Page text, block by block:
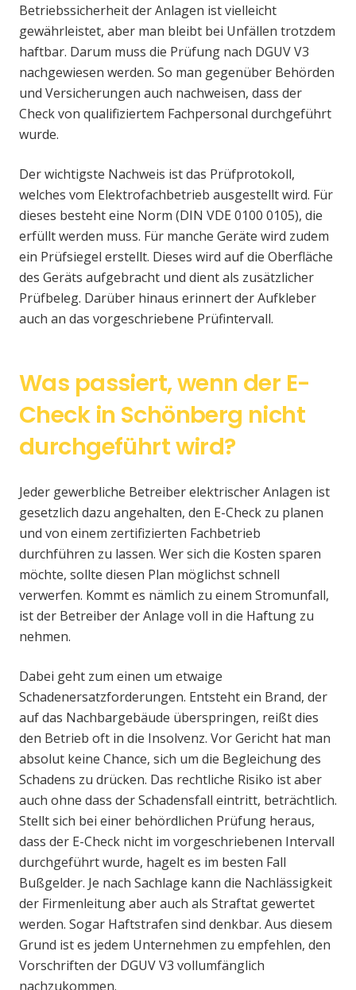
Betriebssicherheit der Anlagen ist vielleicht
gewährleistet, aber man bleibt bei Unfällen trotzdem
haftbar. Darum muss die Prüfung nach DGUV V3
nachgewiesen werden. So man gegenüber Behörden
und Versicherungen auch nachweisen, dass der
Check von qualifiziertem Fachpersonal durchgeführt
wurde.
Der wichtigste Nachweis ist das Prüfprotokoll,
welches vom Elektrofachbetrieb ausgestellt wird. Für
dieses besteht eine Norm (DIN VDE 0100 0105), die
erfüllt werden muss. Für manche Geräte wird zudem
ein Prüfsiegel erstellt. Dieses wird auf die Oberfläche
des Geräts aufgebracht und dient als zusätzlicher
Prüfbeleg. Darüber hinaus erinnert der Aufkleber
auch an das vorgeschriebene Prüfintervall.
Was passiert, wenn der E-
Check in Schönberg nicht
durchgeführt wird?
Jeder gewerbliche Betreiber elektrischer Anlagen ist
gesetzlich dazu angehalten, den E-Check zu planen
und von einem zertifizierten Fachbetrieb
durchführen zu lassen. Wer sich die Kosten sparen
möchte, sollte diesen Plan möglichst schnell
verwerfen. Kommt es nämlich zu einem Stromunfall,
ist der Betreiber der Anlage voll in die Haftung zu
nehmen.
Dabei geht zum einen um etwaige
Schadenersatzforderungen. Entsteht ein Brand, der
auf das Nachbargebäude überspringen, reißt dies
den Betrieb oft in die Insolvenz. Vor Gericht hat man
absolut keine Chance, sich um die Begleichung des
Schadens zu drücken. Das rechtliche Risiko ist aber
auch ohne dass der Schadensfall eintritt, beträchtlich.
Stellt sich bei einer behördlichen Prüfung heraus,
dass der E-Check nicht im vorgeschriebenen Intervall
durchgeführt wurde, hagelt es im besten Fall
Bußgelder. Je nach Sachlage kann die Nachlässigkeit
der Firmenleitung aber auch als Straftat gewertet
werden. Sogar Haftstrafen sind denkbar. Aus diesem
Grund ist es jedem Unternehmen zu empfehlen, den
Vorschriften der DGUV V3 vollumfänglich
nachzukommen.